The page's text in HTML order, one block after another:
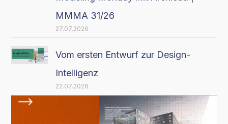
MMMA 31/26
27.07.2026
Vom ersten Entwurf zur Design-
Intelligenz
22.07.2026